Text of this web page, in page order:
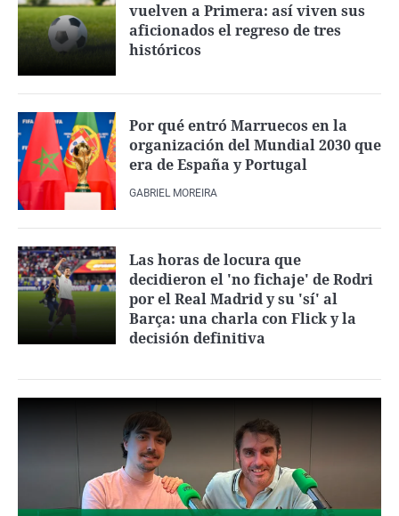
vuelven a Primera: así viven sus
aficionados el regreso de tres
históricos
Por qué entró Marruecos en la
organización del Mundial 2030 que
era de España y Portugal
GABRIEL MOREIRA
Las horas de locura que
decidieron el 'no fichaje' de Rodri
por el Real Madrid y su 'sí' al
Barça: una charla con Flick y la
decisión definitiva